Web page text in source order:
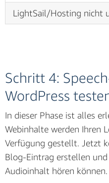
LightSail/Hosting nicht
Sie beispielsweise
Stimmen für die
Podcast-Funktionen über
aktivieren. Sehen wir uns
Konfigurationsseite des
a. Wählen Sie auf der
wählen SieAllgemein .
Zugangsdaten angeben,
Schritt 4:
WordPress
In dieser Phase ist alles
Webinhalte werden Ihren
Verfügung gestellt. Jetzt
Blog-Eintrag erstellen
Audioinhalt hören können.